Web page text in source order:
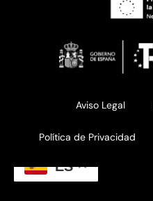
Aviso Legal
Política de Privacidad
ES